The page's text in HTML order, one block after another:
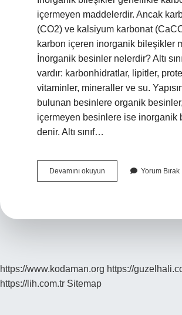
içermeyen maddelerdir. Ancak
(CO2) ve kalsiyum karbonat
karbon içeren inorganik bileşikler
İnorganik besinler nelerdir? Altı
vardır: karbonhidratlar, lipitler,
vitaminler, mineraller ve su.
bulunan besinlere organik
içermeyen besinlere ise inorganik
denir. Altı sınıf…
Devamını okuyun
Inorganik
Yorum Bırak
https://www.kodaman.org https://
https://lih.com.tr Sitemap